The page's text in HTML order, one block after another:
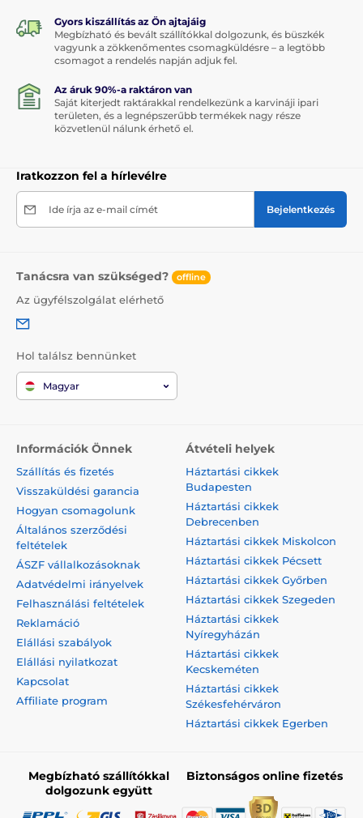
Gyors kiszállítás az Ön ajtajáig
Megbízható és bevált szállítókkal dolgozunk, és büszkék
vagyunk a zökkenőmentes csomagküldésre – a legtöbb
csomagot a rendelés napján adjuk fel.
Az áruk 90%-a raktáron van
Saját kiterjedt raktárakkal rendelkezünk a karvináji ipari
területen, és a legnépszerűbb termékek nagy része
közvetlenül nálunk érhető el.
Iratkozzon fel a hírlevélre
Ide írja az e-mail címét Bejelentkezés
Tanácsra van szükséged? offline
Az ügyfélszolgálat elérhető
Hol találsz bennünket
Magyar
Információk Önnek
Szállítás és fizetés
Visszaküldési garancia
Hogyan csomagolunk
Általános szerződési
feltételek
ÁSZF vállalkozásoknak
Adatvédelmi irányelvek
Felhasználási feltételek
Reklamáció
Elállási szabályok
Elállási nyilatkozat
Kapcsolat
Affiliate program
Átvételi helyek
Háztartási cikkek
Budapesten
Háztartási cikkek
Debrecenben
Háztartási cikkek Miskolcon
Háztartási cikkek Pécsett
Háztartási cikkek Győrben
Háztartási cikkek Szegeden
Háztartási cikkek
Nyíregyházán
Háztartási cikkek
Kecskeméten
Háztartási cikkek
Székesfehérváron
Háztartási cikkek Egerben
Megbízható szállítókkal
dolgozunk együtt
Biztonságos online fizetés